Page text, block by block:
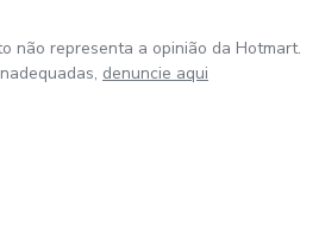
não representa a opinião da Hotmart.
denuncie aqui